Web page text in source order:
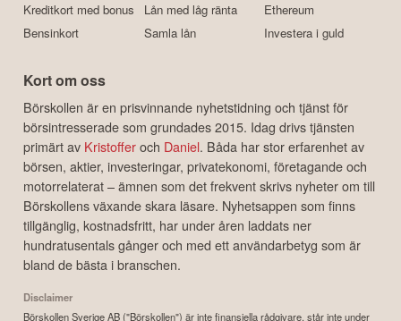
Kreditkort med bonus
Bensinkort
Lån med låg ränta
Samla lån
Ethereum
Investera i guld
Kort om oss
Börskollen är en prisvinnande nyhetstidning och tjänst för
börsintresserade som grundades 2015. Idag drivs tjänsten
primärt av Kristofferoch Daniel. Båda har stor erfarenhet av
börsen, aktier, investeringar, privatekonomi, företagande och
motorrelaterat – ämnen som det frekvent skrivs nyheter om till
Börskollens växande skara läsare. Nyhetsappen som finns
tillgänglig, kostnadsfritt, har under åren laddats ner
hundratusentals gånger och med ett användarbetyg som är
bland de bästa i branschen.
Disclaimer
Börskollen Sverige AB ("Börskollen") är inte finansiella rådgivare, står inte under